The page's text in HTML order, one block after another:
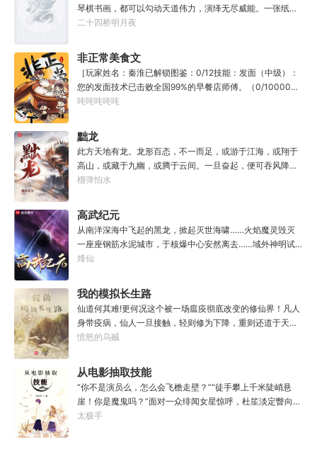
琴棋书画，都可以勾动天道伟力，演绎无尽威能。一张纸可
封万载凶谷，一滴墨可将三千里海域化为永夜。林苏进入这
人毕生难以触摸的天花板，敢与诸子百家圣人争道。精智
计，察人心，演绎兵法三十六计，弹指间可换一国之君。不
知者谓他情种，知他者，言他为真性情。
二十四桥明月夜
非正常美食文
［玩家姓名：秦淮已解锁图鉴：0/12技能：发面（中级）：
您的发面技术已击败全国99%的早餐店师傅。（0/10000）
调馅（高级）：您的调馅水平已击败全国100%的早餐店师
的那一刻，美食文主角迎来了他加载成功的系统。秦淮：美
食文，早说呀，这个他熟！后来——秦淮发现这好像不是个
单纯的美食文系统。好像还加了些奇奇怪怪的东西。连带着
他看邻居、朋友、客人、员工都不太像人……不过没事。遇
事不决，先吃一口！.游戏说明：1.本游戏自由度极高，请玩
力解锁图鉴。3.一切解释归游戏所有。
吨吨吨吨吨
黜龙
此方天地有龙。龙形百态，不一而足，或游于江海，或翔于
高山，或藏于九幽，或腾于云间。一旦奋起，便可吞风降
雪，引江划河，落雷喷火，分山避海。此处人间也有龙。人
之志。一时机发，便可翻云覆雨，决势分野，定鼎问道，证
位成龙。作为一个迷路的穿越者，张行一开始也想成龙，但
后来，他发现这个行当卷的太厉害了，就决定改行，去黜落
群龙。所谓行尽天下路，使天地处处通，黜遍天下龙，使世
间人人可为龙。
榴弹怕水
高武纪元
从南洋深海中飞起的黑龙，掀起灭世海啸……火焰魔灵毁灭
一座座钢筋水泥城市，于核爆中心安然离去……域外神明试
图统治整片星海……这是人类科技高度发达的未来世界。也
源，心怀能观想星海的奇异神宫，在这个世界艰难前行。多
年以后。“我现在的飞行速度是122682米/每秒，力量爆发
是……”李源在距蓝星表层约180公里的大气层中极速飞行，
冰冷眸子盯着昏暗虚空尽头那条形似神话传说中神龙的庞然
大物：“你，应该是所有入侵半神生命体中最强的一个
烽仙
我的模拟长生路
仙道何其难!更何况这个被一场瘟疫彻底改变的修仙界！凡人
身带疫病，仙人一旦接触，轻则修为下降，重则还道于天，
于是仙凡永隔；仙法不可同修，整个修仙界成为了一个巨大
凡尘中打滚，蹉跎一生。好在临终之时终于觉醒异宝，能够
化真为假，将真实的人生转为黄粱一梦，重回刚穿越之时！
于是，李凡开始了他的漫漫长生路！第二世，李凡历时五十
载终权倾天下，但却遍寻世间而不见仙踪。只在人生的末尾
得见仙人痕迹。第三世，李凡殚精竭虑、百般谋划，却终抵
愤怒的乌贼
从电影抽取技能
“你不是演员么，怎么会飞檐走壁？”“徒手攀上千米陡峭悬
崖！你是魔鬼吗？”面对一众绯闻女星惊呼，杜笙淡定瞥向从
影片中获得的绝技：【龙象般若功（紫）：十龙十象之力，
太极手